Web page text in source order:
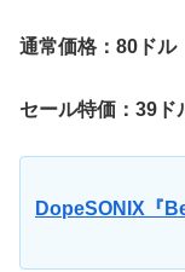
通常価格：80ドル
セール特価：39ド
DopeSONIX『